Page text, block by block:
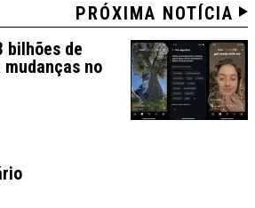
PRÓXIMA NOTÍCIA
bilhões de
no